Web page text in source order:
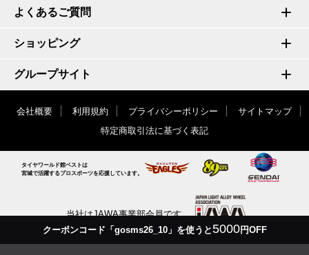
クーポンコード「gosms26_10」を使うと5000円OFF
よくあるご質問
ショッピング
グループサイト
会社概要 利用規約 プライバシーポリシー
サイトマップ
特定商取引法に基づく表記
タイヤワールド館ベストは
宮城で活躍するプロスポーツを応援しています。
当社はJAWA事業部会員です